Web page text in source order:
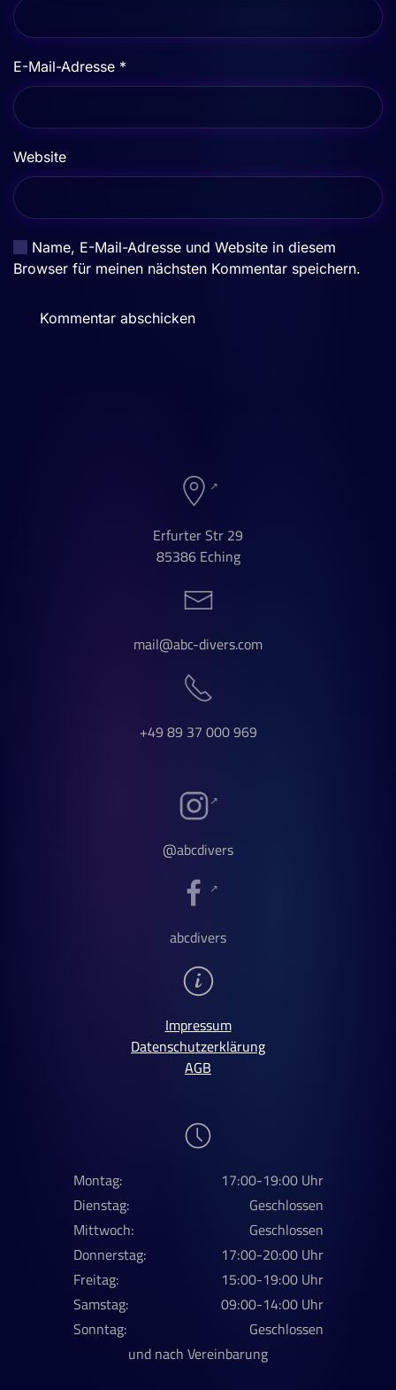
E-Mail-Adresse *
Website
Name, E-Mail-Adresse und Website in diesem
Browser für meinen nächsten Kommentar speichern.
Kommentar abschicken
Erfurter Str 29
85386 Eching
mail@abc-divers.com
+49 89 37 000 969
@abcdivers
abcdivers
Impressum
Datenschutzerklärung
AGB
Montag:
17:00-19:00 Uhr
Dienstag:
Geschlossen
Mittwoch:
Geschlossen
Donnerstag:
17:00-20:00 Uhr
Freitag:
15:00-19:00 Uhr
Samstag:
09:00-14:00 Uhr
Sonntag:
Geschlossen
und nach Vereinbarung